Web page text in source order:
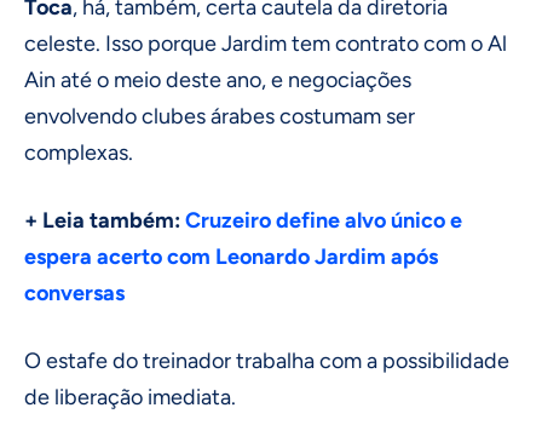
Toca, há, também, certa cautela da diretoria
celeste. Isso porque Jardim tem contrato com o Al
Ain até o meio deste ano, e negociações
envolvendo clubes árabes costumam ser
complexas.
+ Leia também:Cruzeiro define alvo único e
espera acerto com Leonardo Jardim após
conversas
O estafe do treinador trabalha com a possibilidade
de liberação imediata.